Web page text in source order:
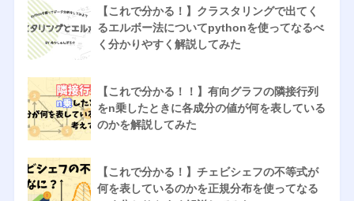
【これで分かる！】クラスタリングで出てく
るエルボー法についてpythonを使ってなるべ
く分かりやすく解説してみた
【これで分かる！！】有向グラフの隣接行列
をn乗したときに各成分の値が何を表している
のかを解説してみた
【これで分かる！】チェビシェフの不等式が
何を表しているのかを正規分布を使ってなる